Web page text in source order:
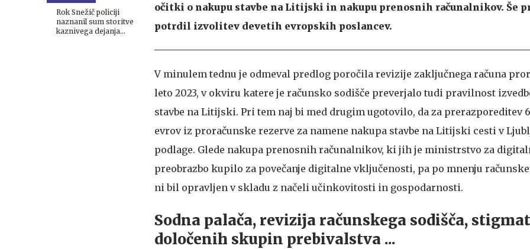
Rok Snežič policiji
naznanil sum storitve
kaznivega dejanja
očitki o nakupu stavbe na Litijski in nakupu prenosnih računalnikov. Še
potrdil izvolitev devetih evropskih poslancev.
V minulem tednu je odmeval predlog poročila revizije zaključnega računa
leto 2023, v okviru katere je računsko sodišče preverjalo tudi pravilnost
stavbe na Litijski. Pri tem naj bi med drugim ugotovilo, da za prerazporeditev
evrov iz proračunske rezerve za namene nakupa stavbe na Litijski cesti v
podlage. Glede nakupa prenosnih računalnikov, ki jih je ministrstvo za
preobrazbo kupilo za povečanje digitalne vključenosti, pa po mnenju
ni bil opravljen v skladu z načeli učinkovitosti in gospodarnosti.
Sodna palača, revizija računskega sodišča,
določenih skupin prebivalstva ...